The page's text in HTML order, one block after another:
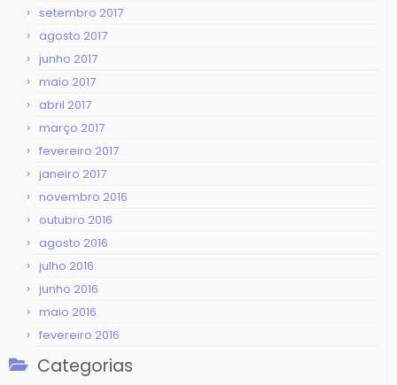
setembro 2017
agosto 2017
junho 2017
maio 2017
abril 2017
março 2017
fevereiro 2017
janeiro 2017
novembro 2016
outubro 2016
agosto 2016
julho 2016
junho 2016
maio 2016
fevereiro 2016
Categorias